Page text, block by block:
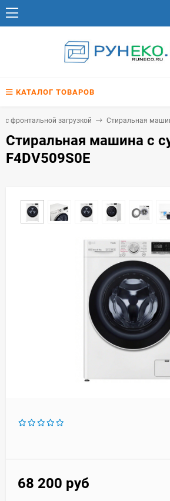
КАТАЛОГ ТОВАРОВ
фронтальной загрузкой Стиральная
Стиральная машина с
F4DV509S0E
68 200 руб